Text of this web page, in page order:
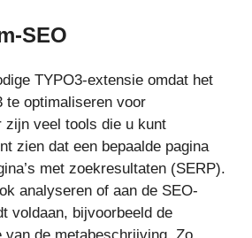
SEO
TYPO3-extensie omdat het
te optimaliseren voor
zijn veel tools die u kunt
zien dat een bepaalde pagina
met zoekresultaten (SERP).
analyseren of aan de SEO-
voldaan, bijvoorbeeld de
van de metabeschrijving. Zo